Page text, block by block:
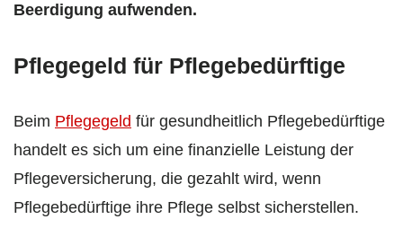
Beerdigung aufwenden.
Pflegegeld für Pflegebedürftige
Beim Pflegegeld für gesundheitlich Pflegebedürftige
handelt es sich um eine finanzielle Leistung der
Pflegeversicherung, die gezahlt wird, wenn
Pflegebedürftige ihre Pflege selbst sicherstellen.